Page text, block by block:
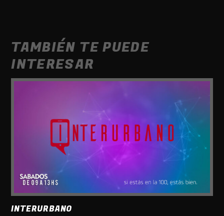
TAMBIÉN TE PUEDE
INTERESAR
INTERURBANO